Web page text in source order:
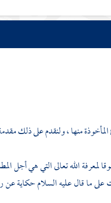
منها ، ولنقدم على ذلك
لمعرفة الله تعالى التي هي أجل
على ما قال عليه السلام حكاية